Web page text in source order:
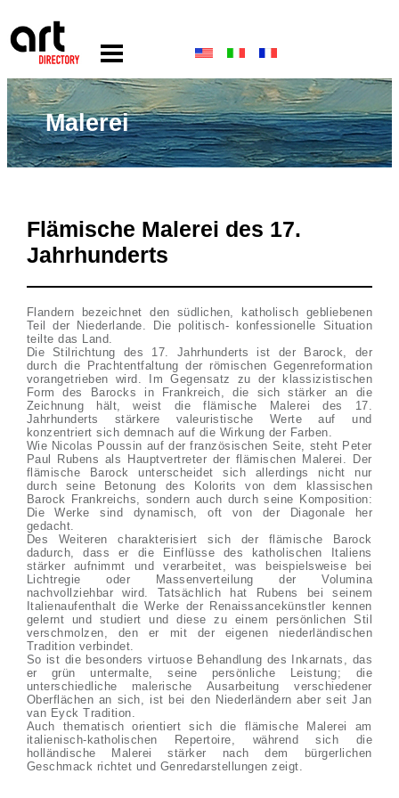
Malerei
Flämische Malerei des 17.
Jahrhunderts
Flandern bezeichnet den südlichen, katholisch gebliebenen
Teil der Niederlande. Die politisch- konfessionelle Situation
teilte das Land.
Die Stilrichtung des 17. Jahrhunderts ist der Barock, der
durch die Prachtentfaltung der römischen Gegenreformation
vorangetrieben wird. Im Gegensatz zu der klassizistischen
Form des Barocks in Frankreich, die sich stärker an die
Zeichnung hält, weist die flämische Malerei des 17.
Jahrhunderts stärkere valeuristische Werte auf und
konzentriert sich demnach auf die Wirkung der Farben.
Wie Nicolas Poussin auf der französischen Seite, steht Peter
Paul Rubens als Hauptvertreter der flämischen Malerei. Der
flämische Barock unterscheidet sich allerdings nicht nur
durch seine Betonung des Kolorits von dem klassischen
Barock Frankreichs, sondern auch durch seine Komposition:
Die Werke sind dynamisch, oft von der Diagonale her
gedacht.
Des Weiteren charakterisiert sich der flämische Barock
dadurch, dass er die Einflüsse des katholischen Italiens
stärker aufnimmt und verarbeitet, was beispielsweise bei
Lichtregie oder Massenverteilung der Volumina
nachvollziehbar wird. Tatsächlich hat Rubens bei seinem
Italienaufenthalt die Werke der Renaissancekünstler kennen
gelernt und studiert und diese zu einem persönlichen Stil
verschmolzen, den er mit der eigenen niederländischen
Tradition verbindet.
So ist die besonders virtuose Behandlung des Inkarnats, das
er grün untermalte, seine persönliche Leistung; die
unterschiedliche malerische Ausarbeitung verschiedener
Oberflächen an sich, ist bei den Niederländern aber seit Jan
van Eyck Tradition.
Auch thematisch orientiert sich die flämische Malerei am
italienisch-katholischen Repertoire, während sich die
holländische Malerei stärker nach dem bürgerlichen
Geschmack richtet und Genredarstellungen zeigt.